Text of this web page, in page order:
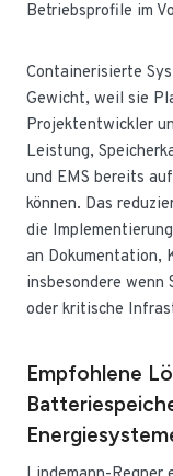
Betriebsprofile im
Containerisierte
Gewicht, weil sie
Projektentwickler
Leistung,
und EMS bereits
können. Das
die
an Dokumentation,
insbesondere
oder kritische
Empfohlene